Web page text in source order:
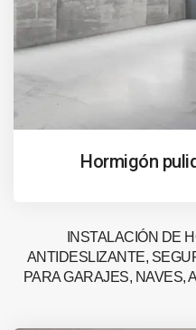
Hormigón
INSTALACIÓN DE
ANTIDESLIZANTE,
PARA GARAJES, NAVES,